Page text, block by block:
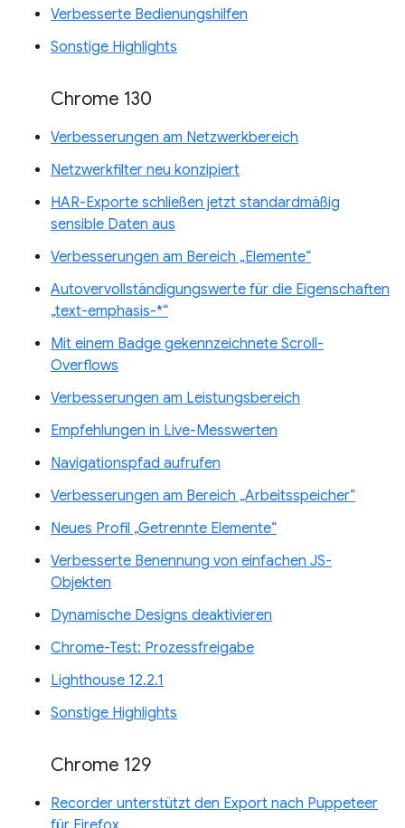
Verbesserte Bedienungshilfen
Sonstige Highlights
Chrome 130
Verbesserungen am Netzwerkbereich
Netzwerkfilter neu konzipiert
HAR-Exporte schließen jetzt standardmäßig
sensible Daten aus
Verbesserungen am Bereich „Elemente“
Autovervollständigungswerte für die Eigenschaften
„text-emphasis-*“
Mit einem Badge gekennzeichnete Scroll-
Overflows
Verbesserungen am Leistungsbereich
Empfehlungen in Live-Messwerten
Navigationspfad aufrufen
Verbesserungen am Bereich „Arbeitsspeicher“
Neues Profil „Getrennte Elemente“
Verbesserte Benennung von einfachen JS-
Objekten
Dynamische Designs deaktivieren
Chrome-Test: Prozessfreigabe
Lighthouse 12.2.1
Sonstige Highlights
Chrome 129
Recorder unterstützt den Export nach Puppeteer